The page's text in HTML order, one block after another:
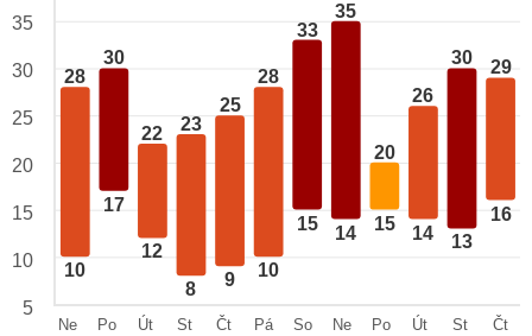
28
10
30
17
22
12
23
8
25
9
28
10
33
15
35
14
20
15
26
14
30
13
29
16
35
30
25
20
15
10
5
Ne
Po
Út
St
Čt
Pá
So
Ne
Po
Út
St
Čt